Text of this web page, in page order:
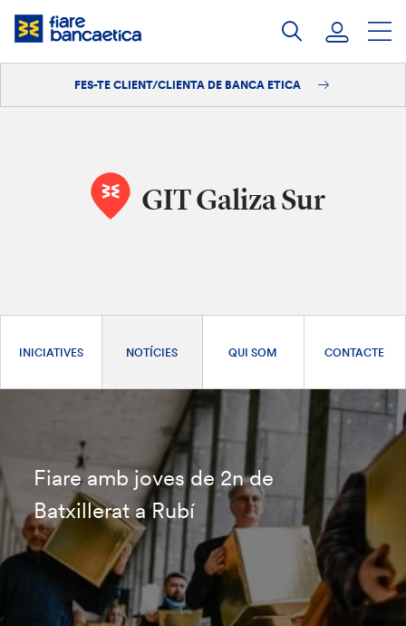
Salta
Iniciar sessióFES-TE CLIENT/CLIENTA DE BANCA ETICA
GIT Galiza Sur
INICIATIVES NOTÍCIES QUI SOM CONTACTE
Fiare amb joves de 2n de
Batxillerat a Rubí